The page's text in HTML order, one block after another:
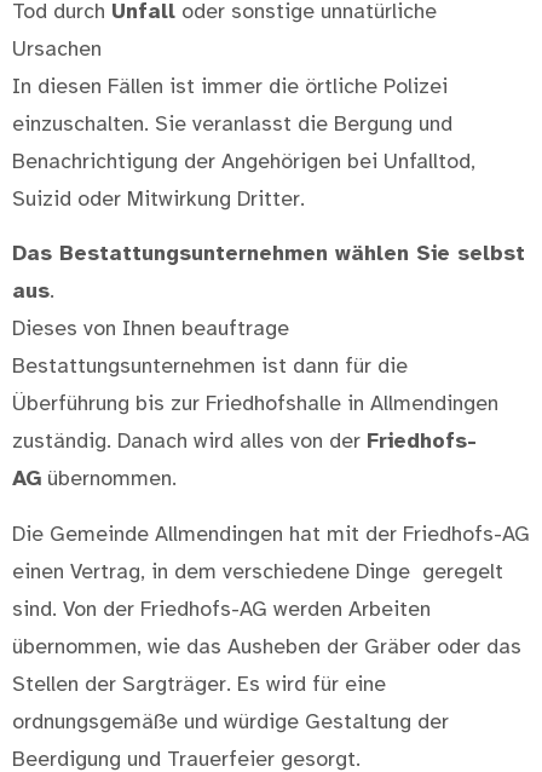
Tod durch Unfall oder sonstige unnatürliche
Ursachen
In diesen Fällen ist immer die örtliche Polizei
einzuschalten. Sie veranlasst die Bergung und
Benachrichtigung der Angehörigen bei Unfalltod,
Suizid oder Mitwirkung Dritter.
Das Bestattungsunternehmen wählen Sie selbst
aus.
Dieses von Ihnen beauftrage
Bestattungsunternehmen ist dann für die
Überführung bis zur Friedhofshalle in Allmendingen
zuständig. Danach wird alles von der Friedhofs-
AG übernommen.
Die Gemeinde Allmendingen hat mit der Friedhofs-AG
einen Vertrag, in dem verschiedene Dinge geregelt
sind. Von der Friedhofs-AG werden Arbeiten
übernommen, wie das Ausheben der Gräber oder das
Stellen der Sargträger. Es wird für eine
ordnungsgemäße und würdige Gestaltung der
Beerdigung und Trauerfeier gesorgt.